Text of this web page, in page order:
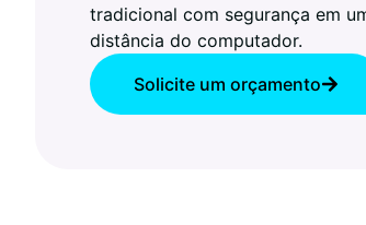
tradicional com segurança em
distância do computador.
Solicite um orçamento